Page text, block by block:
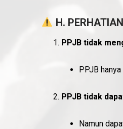
H.
PPJB tidak
PPJB
PPJB tidak
Namun